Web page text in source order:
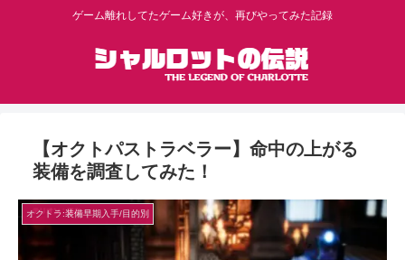
ゲーム離れしてたゲーム好きが、再びやってみた記録
【オクトパストラベラー】命中の上がる
装備を調査してみた！
オクトラ:装備早期入手/目的別